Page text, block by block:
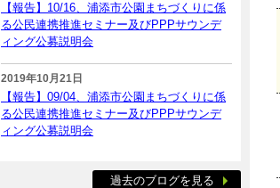
【報告】10/16、浦添市公園まちづくりに係
る公民連携推進セミナー及びPPPサウンデ
ィング公募説明会
2019年10月21日
【報告】09/04、浦添市公園まちづくりに係
る公民連携推進セミナー及びPPPサウンデ
ィング公募説明会
過去のブログを見る